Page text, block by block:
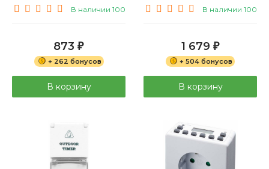
В наличии 100
873 ₽
+ 262 бонусов
В корзину
В наличии 100
1 679 ₽
+ 504 бонусов
В корзину